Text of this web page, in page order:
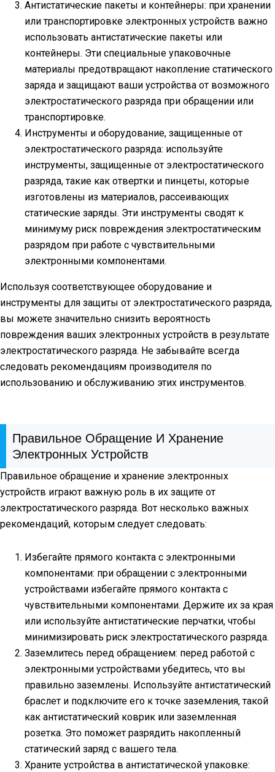
Антистатические пакеты и контейнеры: при хранении
или транспортировке электронных устройств важно
использовать антистатические пакеты или
контейнеры. Эти специальные упаковочные
материалы предотвращают накопление статического
заряда и защищают ваши устройства от возможного
электростатического разряда при обращении или
транспортировке.
Инструменты и оборудование, защищенные от
электростатического разряда: используйте
инструменты, защищенные от электростатического
разряда, такие как отвертки и пинцеты, которые
изготовлены из материалов, рассеивающих
статические заряды. Эти инструменты сводят к
минимуму риск повреждения электростатическим
разрядом при работе с чувствительными
электронными компонентами.
Используя соответствующее оборудование и
инструменты для защиты от электростатического разряда,
вы можете значительно снизить вероятность
повреждения ваших электронных устройств в результате
электростатического разряда. Не забывайте всегда
следовать рекомендациям производителя по
использованию и обслуживанию этих инструментов.
Правильное Обращение И Хранение
Электронных Устройств
Правильное обращение и хранение электронных
устройств играют важную роль в их защите от
электростатического разряда. Вот несколько важных
рекомендаций, которым следует следовать:
Избегайте прямого контакта с электронными
компонентами: при обращении с электронными
устройствами избегайте прямого контакта с
чувствительными компонентами. Держите их за края
или используйте антистатические перчатки, чтобы
минимизировать риск электростатического разряда.
Заземлитесь перед обращением: перед работой с
электронными устройствами убедитесь, что вы
правильно заземлены. Используйте антистатический
браслет и подключите его к точке заземления, такой
как антистатический коврик или заземленная
розетка. Это поможет разрядить накопленный
статический заряд с вашего тела.
Храните устройства в антистатической упаковке: